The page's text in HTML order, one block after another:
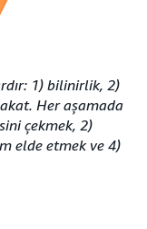
1) bilinirlik, 2)
Her aşamada
çekmek, 2)
elde etmek ve 4)